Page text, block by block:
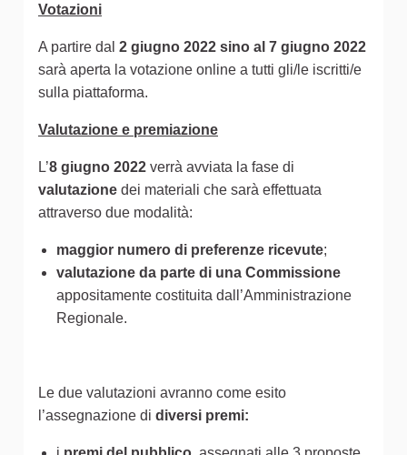
Votazioni
A partire dal 2 giugno 2022 sino al 7 giugno 2022
sarà aperta la votazione online a tutti gli/le iscritti/e
sulla piattaforma.
Valutazione e premiazione
L’8 giugno 2022 verrà avviata la fase di
valutazione dei materiali che sarà effettuata
attraverso due modalità:
maggior numero di preferenze ricevute;
valutazione da parte di una Commissione
appositamente costituita dall’Amministrazione
Regionale.
Le due valutazioni avranno come esito
l’assegnazione di diversi premi: